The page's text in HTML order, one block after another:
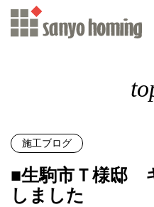
施工ブログ
■生駒市Ｔ様邸
しました